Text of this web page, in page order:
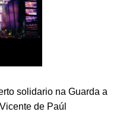
solidario na Guarda a
de Paúl